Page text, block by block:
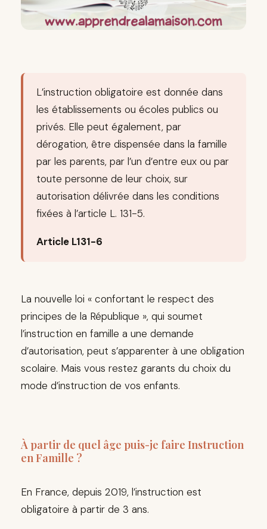
L’instruction obligatoire est donnée dans
les établissements ou écoles publics ou
privés. Elle peut également, par
dérogation, être dispensée dans la famille
par les parents, par l’un d’entre eux ou par
toute personne de leur choix, sur
autorisation délivrée dans les conditions
fixées à l’article L. 131-5.
Article L131-6
La nouvelle loi « confortant le respect des
principes de la République », qui soumet
l’instruction en famille a une demande
d’autorisation, peut s’apparenter à une obligation
scolaire. Mais vous restez garants du choix du
mode d’instruction de vos enfants.
À partir de quel âge puis-je faire Instruction
en Famille ?
En France, depuis 2019, l’instruction est
obligatoire à partir de 3 ans.